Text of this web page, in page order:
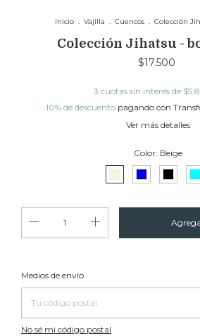
Inicio . Vajilla . Cuencos . Colección
Colección Jihatsu -
$17.500
3 cuotas sin interés de
10% de descuentopagando con
Ver más detalles
Color: Beige
Entregas para el CP:
Medios de envío
No sé mi código postal